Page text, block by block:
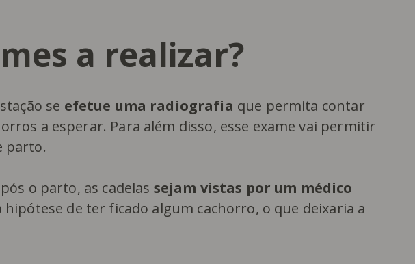
a realizar?
se efetue uma radiografia que permita contar
a esperar. Para além disso, esse exame vai permitir
parto.
o parto, as cadelas sejam vistas por um médico
de ter ficado algum cachorro, o que deixaria a